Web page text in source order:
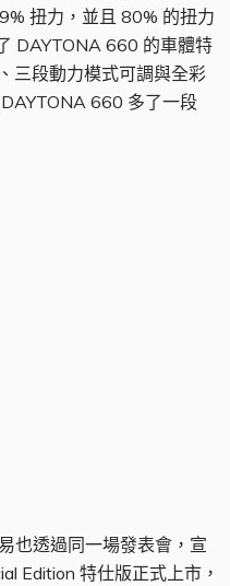
扭力，並且 80% 的扭力
DAYTONA 660 的車體特
三段動力模式可調與全彩
660 多了一段
也透過同一場發表會，宣
Edition 特仕版正式上市，